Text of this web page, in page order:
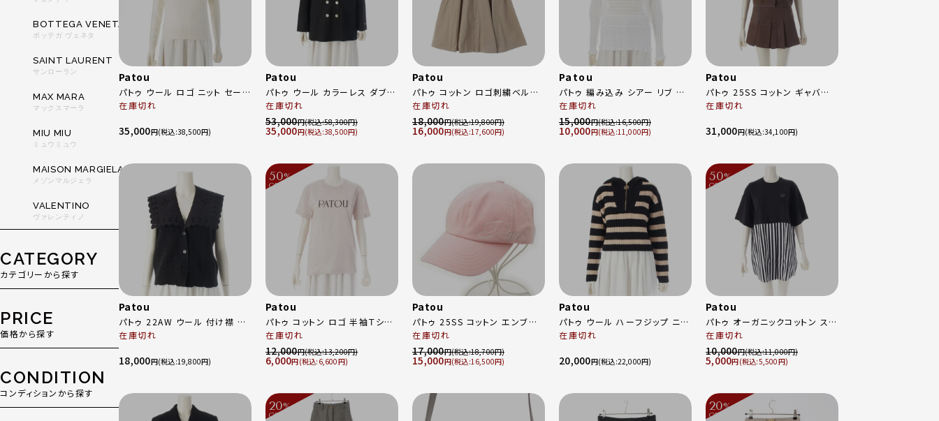
BOTTEGA VENETA
ボッテガ ヴェネタ
SAINT LAURENT
サンローラン
MAX MARA
マックスマーラ
MIU MIU
ミュウミュウ
MAISON MARGIELA
メゾンマルジェラ
VALENTINO
ヴァレンティノ
CATEGORY
カテゴリーから探す
PRICE
価格から探す
CONDITION
コンディションから探す
Patou
パトゥ ウール ロゴ ニット セータ
ー 長袖 23S-KN110-8045 ホ
在庫切れ
35,000円 38,500
Patou
パトゥ ウール カラーレス ダブル
ブレスト 金ボタン ノーカラージ
ャケット JA0020005999B ブラ
ック 44
在庫切れ
53,000円 58,300
35,000円 38,500
Patou
パトゥ コットン ロゴ刺繍ベルト
スリッド ロング スカート
22SA2-SK026-74 ベージュ
36
在庫切れ
18,000円 19,800
16,000円 17,600
Patou
パトゥ 編み込み シアー リブ ニ
ット 長袖 トップス 21PA2-
KN040-31 ホワイト M
在庫切れ
15,000円 16,500
10,000円 11,000
Patou
パトゥ 25SS コットン ギャバジ
ン クロップドジャケット スカート
在庫切れ
31,000円 34,100
Patou
パトゥ 22AW ウール 付け襟 ラ
ッフルカラー 2WAY ケーブルニ
KN106 ブラック S
在庫切れ
18,000円 19,800
50%
OFF
Patou
パトゥ コットン ロゴ 半袖Ｔシャ
ツ トップス 23S-JE029-9999
アイボリー S
在庫切れ
12,000円 13,200
6,000円 6,600
Patou
パトゥ 25SS コットン エンブロ
イダリー 刺繍ロゴ キャップ 帽
子 25S-AC100-0214 ピンク L
在庫切れ
17,000円 18,700
15,000円 16,500
Patou
パトゥ ウール ハーフジップ ニッ
ト トップス 22A-KN091-8055
在庫切れ
20,000円 22,000
50%
OFF
Patou
パトゥ オーガニックコットン スト
ライプ ハイブリット Tシャツ ドレ
ス トップス ボトムス ワンピース
JE1089987999B ブラック ホ
在庫切れ
10,000円 11,000
5,000円 5,500
20%
OFF
20%
OFF